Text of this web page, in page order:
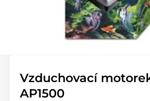
Vzduchovací
AP1500